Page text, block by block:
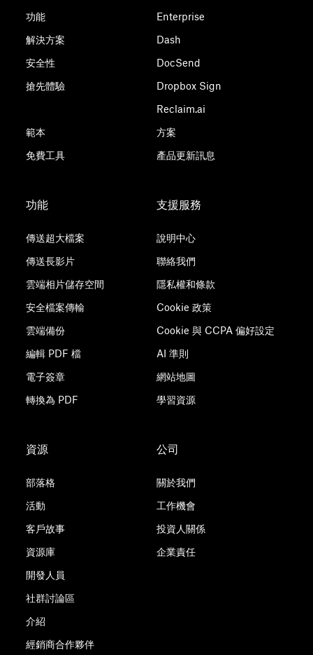
功能
解決方案
安全性
搶先體驗
範本
免費工具
Enterprise
Dash
DocSend
Dropbox Sign
Reclaim.ai
方案
產品更新訊息
功能
傳送超大檔案
傳送長影片
雲端相片儲存空間
安全檔案傳輸
雲端備份
編輯 PDF 檔
電子簽章
轉換為 PDF
支援服務
說明中心
聯絡我們
隱私權和條款
Cookie 政策
Cookie 與 CCPA 偏好設定
AI 準則
網站地圖
學習資源
資源
部落格
活動
客戶故事
資源庫
開發人員
社群討論區
介紹
經銷商合作夥伴
公司
關於我們
工作機會
投資人關係
企業責任